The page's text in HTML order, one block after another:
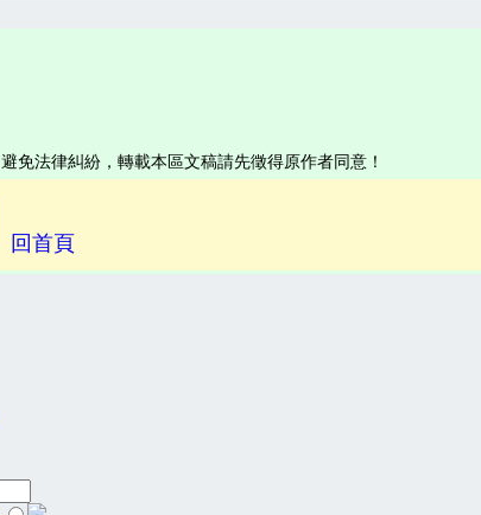
避免法律糾紛，轉載本區文稿請先徵得原作者同意！
回首頁